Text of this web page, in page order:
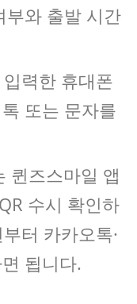
부와 출발 시간
력한 휴대폰
또는 문자를
퀸즈스마일 앱
수시 확인하
터 카카오톡·
됩니다.